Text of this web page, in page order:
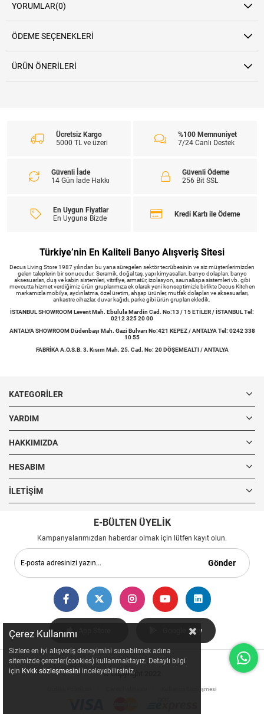
YORUMLAR(0)
ÖDEME SEÇENEKLERI
ÜRÜN ÖNERILERI
Ücretsiz Kargo
5000 TL ve üzeri
%100 Memnuniyet
7/24 Canlı Destek
Güvenli İade
14 Gün İade Hakkı
Güvenli Ödeme
256 Bit SSL
En Uygun Fiyatlar
En Uyguna Bizde
Kredi Kartı ile Ödeme
Türkiye’nin En Kaliteli Banyo Alışveriş Sitesi
Decus Living Store 1987 yılından bu yana süregelen sektör tecrübesinin ve siz müşterilerimizden
gelen taleplerin bir sonucudur. Seramik, doğal taş, yapı kimyasalları, banyo dolapları, banyo
aksesuarları, duş ve kabin sistemleri, vitrifiye, armatür, izolasyon, sauna&spa sistemleri vb. gibi
mevcutta hizmet verdiğimiz ürün gruplarımıza ek olarak yeni konseptimizle birlikte Decus Kitchen
markamızla mobilya, aydınlatma, özel üretim, ahşap ürünler, mutfak dolapları ve aksesuarları,
ankastre cihazlar, duvar kağıdı, parke gibi ürün grupları ekledik.
İSTANBUL SHOWROOM Levent Mah. Ebulula Mardin Cad. No:13 / 15 ETİLER / İSTANBUL Tel:
0212 325 20 00
ANTALYA SHOWROOM Düdenbaşı Mah. Gazi Bulvarı No:421 KEPEZ / ANTALYA Tel: 0242 338
10 55
FABRİKA A.O.S.B. 3. Kısım Mah. 25. Cad. No: 20 DÖŞEMEALTI / ANTALYA
KATEGORILER
YARDIM
HAKKIMIZDA
HESABIM
İLETIŞIM
E-BÜLTEN ÜYELİK
Kampanyalarımızdan haberdar olmak için lütfen kayıt olun.
Gönder
Google Play
© Copyright 2022
Kullanıcı Sözleşmesi
Çerez Kullanımı
Sizlere en iyi alışveriş deneyimini sunabilmek adına
sitemizde çerezler(cookies) kullanmaktayız. Detaylı bilgi
için Kvkk sözleşmesini inceleyebilirsiniz.